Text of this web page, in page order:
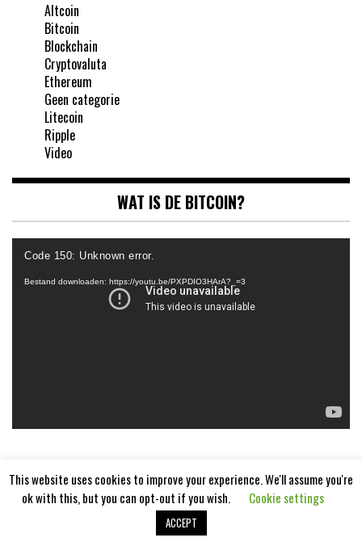
Altcoin
Bitcoin
Blockchain
Cryptovaluta
Ethereum
Geen categorie
Litecoin
Ripple
Video
WAT IS DE BITCOIN?
Videospeler
Code 150: Unknown error.
Bestand downloaden: https://youtu.be/PXPDIO3HArA?_=3
Aangedreven door
This website uses cookies to improve your experience. We'll assume you're
ok with this, but you can opt-out if you wish.
Cookie settings
ACCEPT